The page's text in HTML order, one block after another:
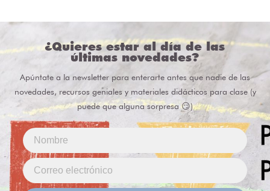
¿Quieres estar al día de las
últimas novedades?
Apúntate a la newsletter para enterarte antes que nadie de las
novedades, recursos geniales y materiales didácticos para clase (y
puede que alguna sorpresa 😏)